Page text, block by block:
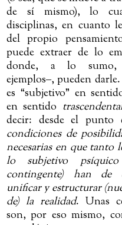
de sí mismo), lo
disciplinas, en cuanto
del propio
puede extraer de lo
donde, a lo sumo,
ejemplos‒, pueden
es “subjetivo” en
en sentido
decir: desde el punto
condiciones de
necesarias en que tanto
lo subjetivo
contingente) han de
unificar y estructurar
de) la realidad. Unas
son, por eso mismo,